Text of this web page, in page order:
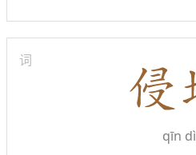
词
qīn dì